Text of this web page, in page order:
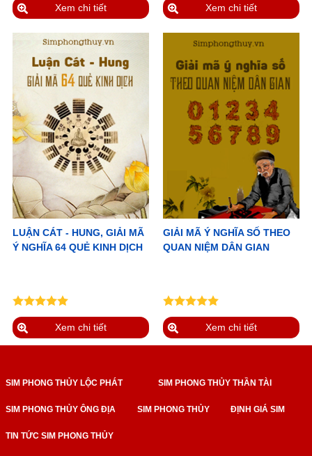
Xem chi tiết Xem chi tiết
LUẬN CÁT - HUNG, GIẢI MÃ
Ý NGHĨA 64 QUẺ KINH DỊCH
Xem chi tiết
GIẢI MÃ Ý NGHĨA SỐ THEO
QUAN NIỆM DÂN GIAN
Xem chi tiết
SIM PHONG THỦY LỘC PHÁT SIM PHONG THỦY THẦN TÀI
SIM PHONG THỦY ÔNG ĐỊA SIM PHONG THỦY ĐỊNH GIÁ SIM
TIN TỨC SIM PHONG THỦY